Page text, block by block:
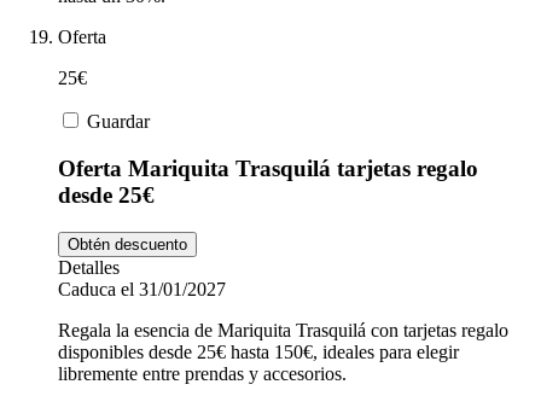
Oferta
25€
Guardar
Oferta Mariquita Trasquilá tarjetas regalo
desde 25€
Obtén descuento
Detalles
Caduca el 31/01/2027
Regala la esencia de Mariquita Trasquilá con tarjetas regalo
disponibles desde 25€ hasta 150€, ideales para elegir
libremente entre prendas y accesorios.